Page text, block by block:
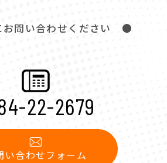
問い合わせください ●
22-2679
い合わせフォーム